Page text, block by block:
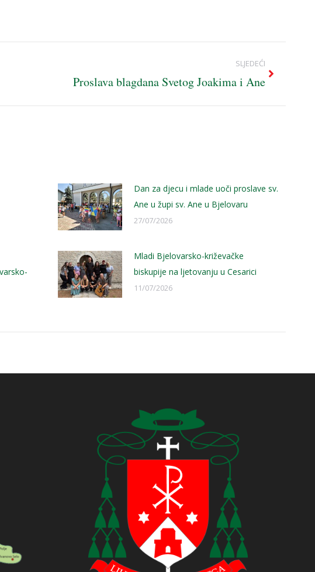
SLJEDEĆI
Proslava blagdana Svetog Joakima i Ane
Dan za djecu i mlade uoči proslave sv.
Ane u župi sv. Ane u Bjelovaru
27/07/2026
Mladi Bjelovarsko-križevačke
biskupije na ljetovanju u Cesarici
11/07/2026